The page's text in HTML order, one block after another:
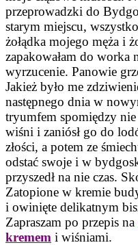
przeprowadzki do
starym miejscu,
żołądka mojego męża i
zapakowałam do worka
wyrzucenie. Panowie
Jakież było me
następnego dnia w
tryumfem spomiędzy nie
wiśni i zaniósł go do
złości, a potem ze
odstać swoje i w
przyszedł na nie czas.
Zatopione w kremie
i owinięte delikatnym
Zapraszam po przepis na
kremem i wiśniami.